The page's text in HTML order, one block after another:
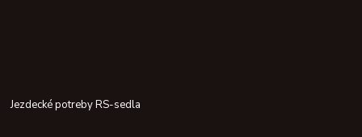
Jezdecké potreby RS-sedla